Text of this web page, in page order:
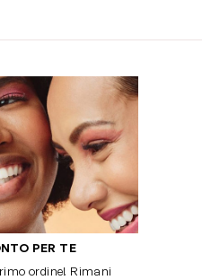
PER TE
ordine! Rimani